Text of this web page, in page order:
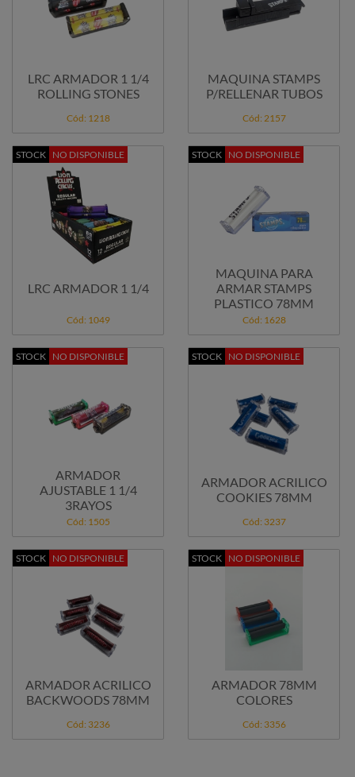
LRC ARMADOR 1 1/4
ROLLING STONES
Cód: 1218
MAQUINA STAMPS
P/RELLENAR TUBOS
Cód: 2157
STOCK NO DISPONIBLE
LRC ARMADOR 1 1/4
Cód: 1049
STOCK NO DISPONIBLE
MAQUINA PARA
ARMAR STAMPS
PLASTICO 78MM
Cód: 1628
STOCK NO DISPONIBLE
ARMADOR
AJUSTABLE 1 1/4
3RAYOS
Cód: 1505
STOCK NO DISPONIBLE
ARMADOR ACRILICO
COOKIES 78MM
Cód: 3237
STOCK NO DISPONIBLE
ARMADOR ACRILICO
BACKWOODS 78MM
Cód: 3236
STOCK NO DISPONIBLE
ARMADOR 78MM
COLORES
Cód: 3356